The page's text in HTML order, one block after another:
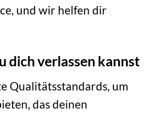
und wir helfen dir
dich verlassen kannst
Qualitätsstandards, um
das deinen